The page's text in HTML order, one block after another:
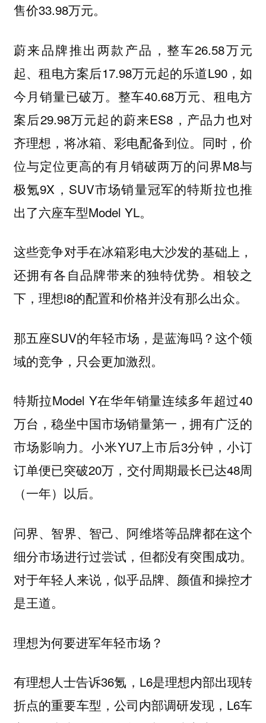
售价33.98万元。
蔚来品牌推出两款产品，整车26.58万元
起、租电方案后17.98万元起的乐道L90，如
今月销量已破万。整车40.68万元、租电方
案后29.98万元起的蔚来ES8，产品力也对
齐理想，将冰箱、彩电配备到位。同时，价
位与定位更高的有月销破两万的问界M8与
极氪9X，SUV市场销量冠军的特斯拉也推
出了六座车型Model YL。
这些竞争对手在冰箱彩电大沙发的基础上，
还拥有各自品牌带来的独特优势。相较之
下，理想i8的配置和价格并没有那么出众。
那五座SUV的年轻市场，是蓝海吗？这个领
域的竞争，只会更加激烈。
特斯拉Model Y在华年销量连续多年超过40
万台，稳坐中国市场销量第一，拥有广泛的
市场影响力。小米YU7上市后3分钟，小订
订单便已突破20万，交付周期最长已达48周
（一年）以后。
问界、智界、智己、阿维塔等品牌都在这个
细分市场进行过尝试，但都没有突围成功。
对于年轻人来说，似乎品牌、颜值和操控才
是王道。
理想为何要进军年轻市场？
有理想人士告诉36氪，L6是理想内部出现转
折点的重要车型，公司内部调研发现，L6车